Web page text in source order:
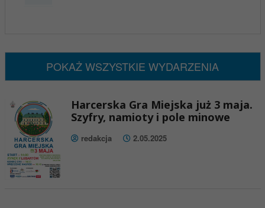
POKAŻ WSZYSTKIE WYDARZENIA
Harcerska Gra Miejska już 3 maja.
Szyfry, namioty i pole minowe
redakcja 2.05.2025